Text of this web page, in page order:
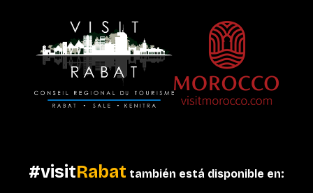
#visitRabat también está disponible en: